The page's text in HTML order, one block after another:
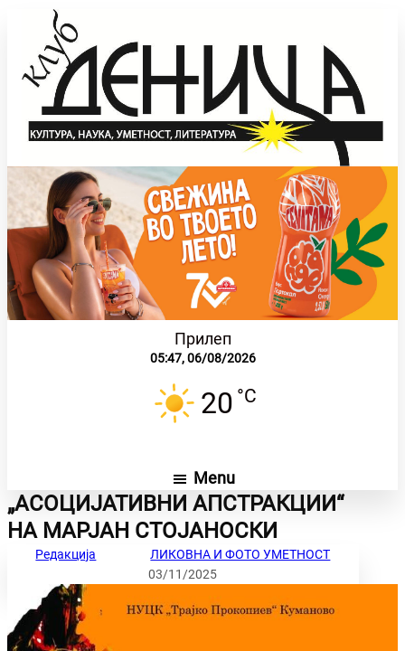
Прилеп
05:47,06/08/2026
20 °C
Menu
„АСОЦИЈАТИВНИ АПСТРАКЦИИ“
НА МАРЈАН СТОЈАНОСКИ
Редакција
ЛИКОВНА И ФОТО УМЕТНОСТ
03/11/2025